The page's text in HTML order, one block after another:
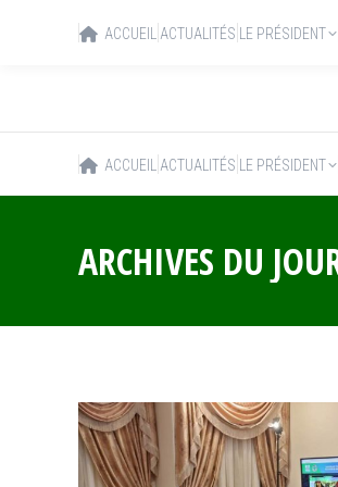
ACCUEIL ACTUALITÉS LE PRÉSIDENT
ARCHIVES DU
ACCUEIL ACTUALITÉS LE PRÉSIDENT